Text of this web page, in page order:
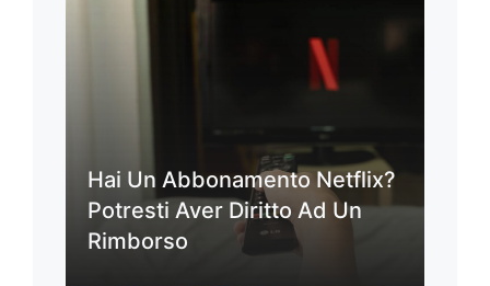
Hai Un Abbonamento Netflix?
Potresti Aver Diritto Ad Un
Rimborso